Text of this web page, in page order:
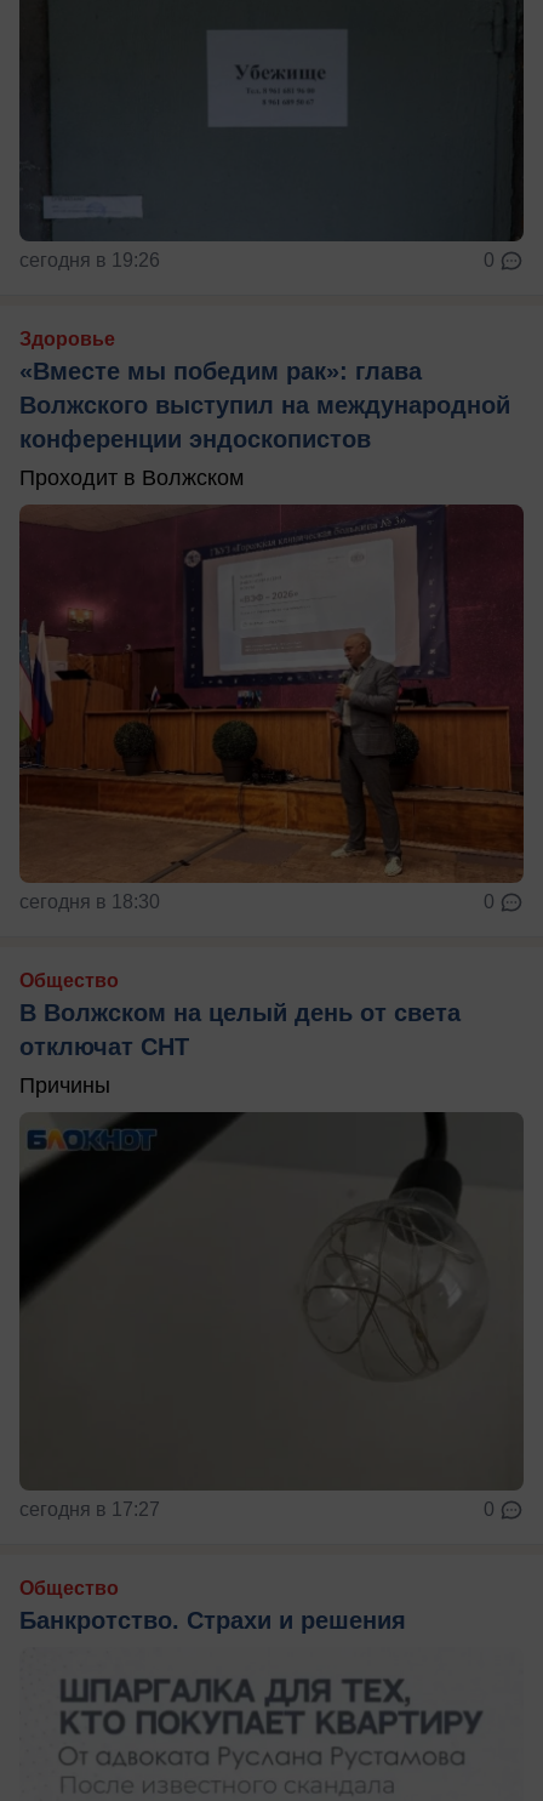
сегодня в 19:26 0
Здоровье
«Вместе мы победим рак»: глава
Волжского выступил на международной
конференции эндоскопистов
Проходит в Волжском
сегодня в 18:30 0
Общество
В Волжском на целый день от света
отключат СНТ
Причины
сегодня в 17:27 0
Общество
Банкротство. Страхи и решения